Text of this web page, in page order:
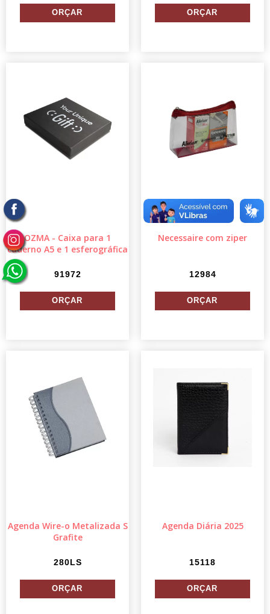
OZMA - Caixa para 1
caderno A5 e 1 esferográfica
91972
Necessaire com ziper
12984
Agenda Wire-o Metalizada S
Grafite
280LS
Agenda Diária 2025
15118